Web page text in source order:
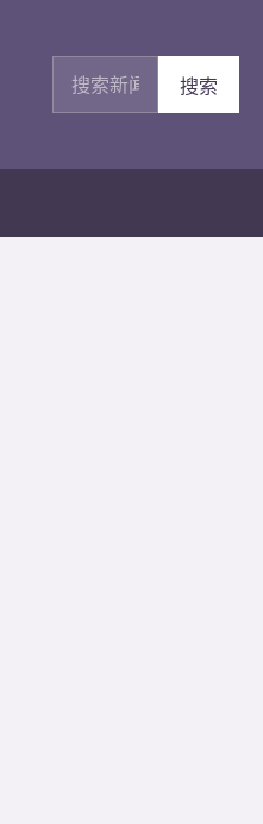
搜索新闻
搜索